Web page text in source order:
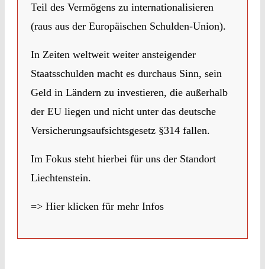
Teil des Vermögens zu internationalisieren
(raus aus der Europäischen Schulden-Union).
In Zeiten weltweit weiter ansteigender
Staatsschulden macht es durchaus Sinn, sein
Geld in Ländern zu investieren, die außerhalb
der EU liegen und nicht unter das deutsche
Versicherungsaufsichtsgesetz §314 fallen.
Im Fokus steht hierbei für uns der Standort
Liechtenstein.
=> Hier klicken für mehr Infos